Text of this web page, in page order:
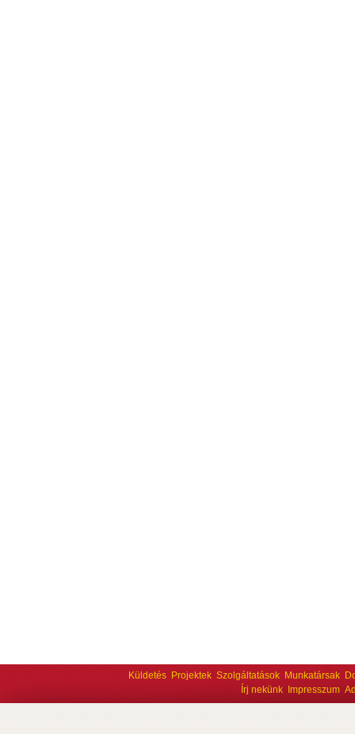
Küldetés Projektek Szolgáltatások Munkatársak
Írj nekünk
Impresszum